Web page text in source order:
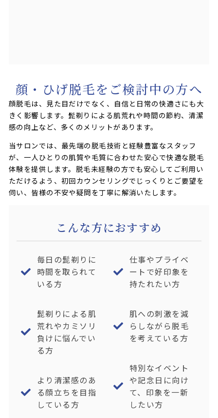
顔・ひげ脱毛をご検討中の方へ
顔脱毛は、見た目だけでなく、自信と日常の快適さにも大
きく影響します。髭剃りによる肌荒れや時間の節約、清潔
感の向上など、多くのメリットがあります。
当サロンでは、最先端の脱毛技術と経験豊富なスタッフ
が、一人ひとりの肌質や毛質に合わせた安心で快適な脱毛
体験を提供します。脱毛未経験の方でも安心してご利用い
ただけるよう、初回カウンセリングでじっくりとご要望を
伺い、皆様の不安や疑問を丁寧に解消いたします。
こんな方におすすめ
毎日の髭剃りに
時間を取られて
いる方
髭剃りによる肌
荒れやカミソリ
負けに悩んでい
る方
より清潔感のあ
る顔立ちを目指
している方
仕事やプライベ
ートで好印象を
持たれたい方
肌への刺激を減
らしながら脱毛
を考えている方
特別なイベント
や記念日に向け
て、印象を一新
したい方